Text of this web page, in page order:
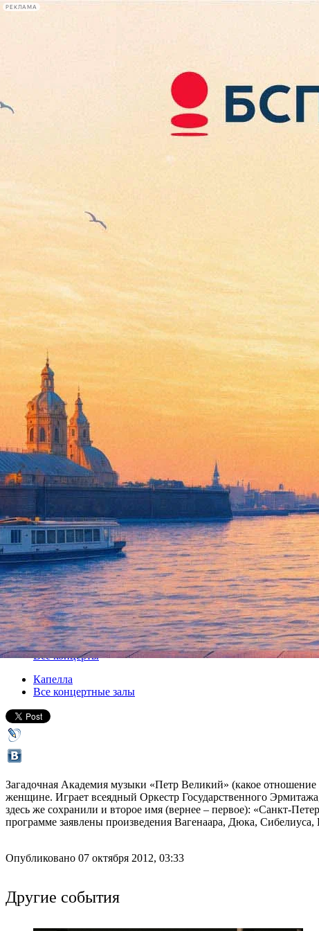
РЕКЛАМА
лекции
книги
«И Бог создал женщину...»
камерата». Дирижер Махаэл
08 октября 2012, понедельник,19.00
Версия для печати
Все концерты
Капелла
Все концертные залы
Загадочная Академия музыки «Петр Великий» (какое
женщине. Играет всеядный Оркестр Государственного
здесь же сохранили и второе имя (вернее – первое): «Санкт-
программе заявлены произведения Вагенаара, Дюка,
Опубликовано 07 октября 2012, 03:33
Другие события